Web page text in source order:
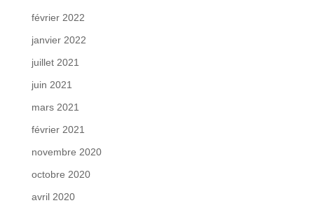
février 2022
janvier 2022
juillet 2021
juin 2021
mars 2021
février 2021
novembre 2020
octobre 2020
avril 2020